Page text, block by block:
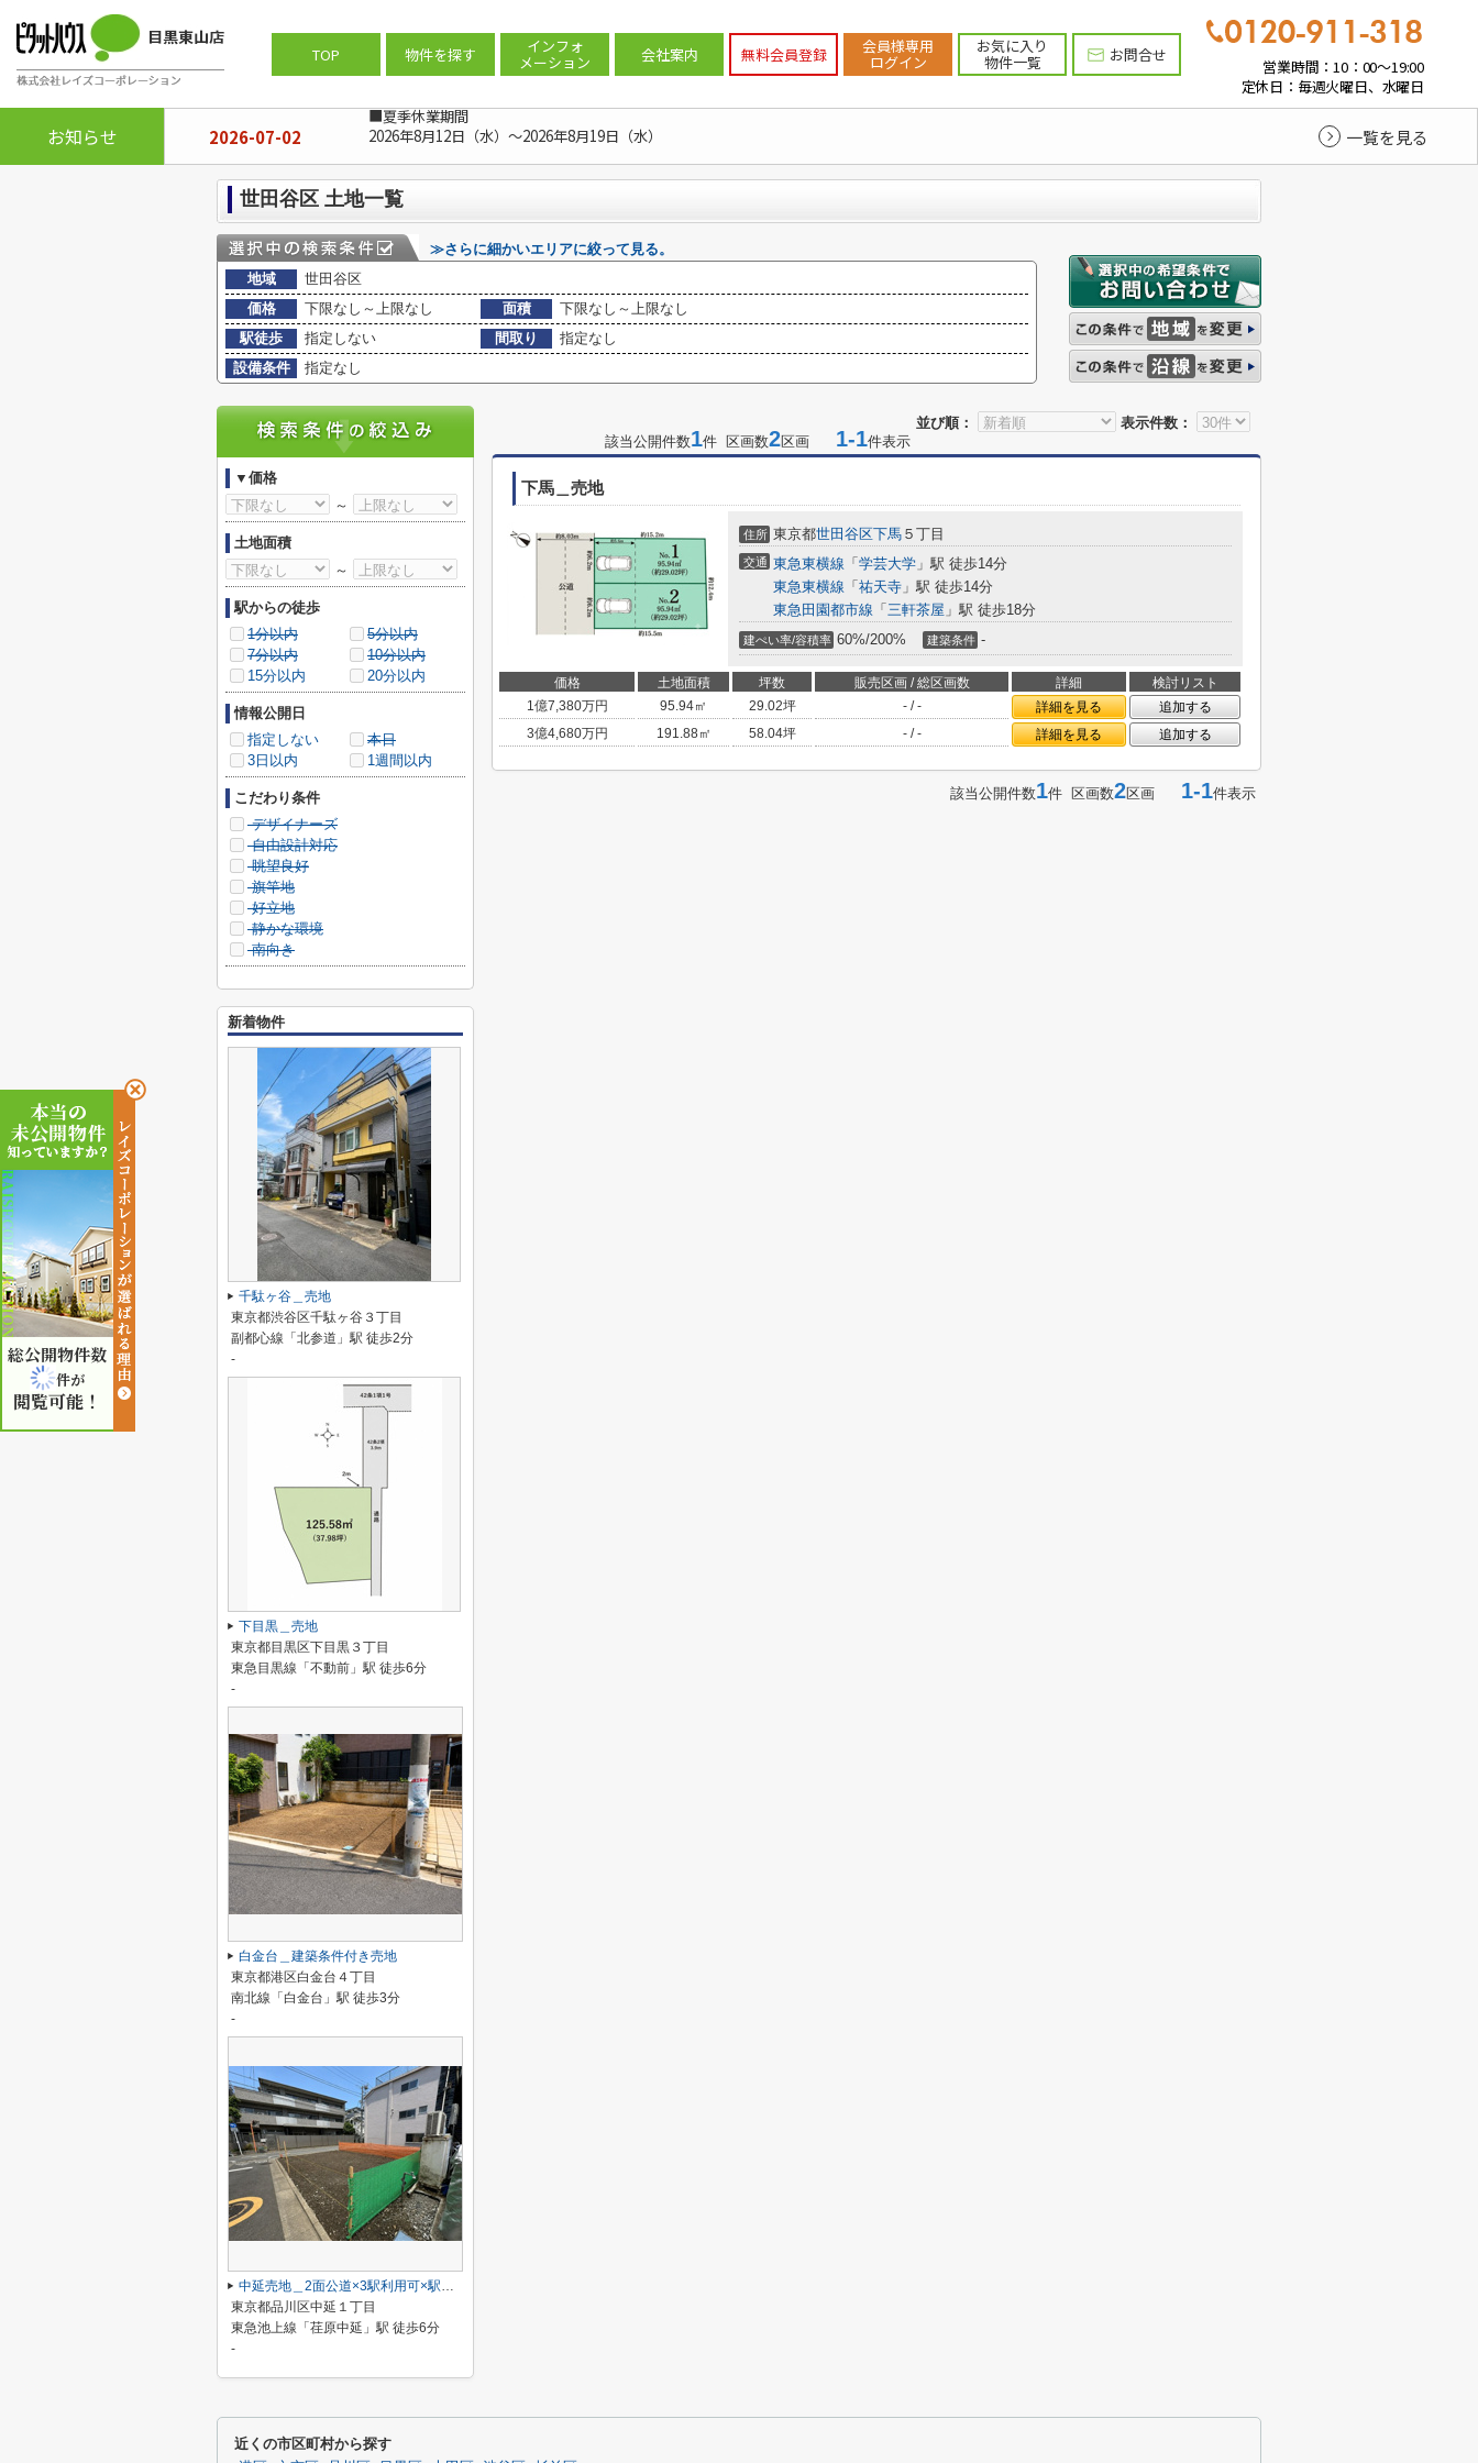
TOP 物件を探す インフォ
メーション 会社案内 無料会員登録 会員様専用
ログイン
お気に入り
物件一覧 お問合せ
営業時間：10：00～19:00
定休日：毎週火曜日、水曜日
お知らせ 2026-07-02
■夏季休業期間
2026年8月12日（水）～2026年8月19日（水）
一覧を見る
総公開物件数
件が
閲覧可能！
世田谷区 土地一覧
≫さらに細かいエリアに絞って見る。
地域
世田谷区
価格
下限なし～上限なし 面積
下限なし～上限なし
駅徒歩
指定しない 間取り
指定なし
設備条件
指定なし
並び順：
表示件数：
該当公開件数1件 区画数2区画 1-1件表示
下馬＿売地
住所 東京都世田谷区下馬 ５丁目
交通 東急東横線 「 学芸大学 」駅 徒歩14分
東急東横線 「 祐天寺 」駅 徒歩14分
東急田園都市線 「 三軒茶屋 」駅 徒歩18分
建ぺい率/容積率 60%/200% 建築条件 -
価格 土地面積 坪数 販売区画 / 総区画数 詳細
検討リスト
1億7,380万円 95.94㎡ 29.02坪 - / - 詳細を見る
追加する
3億4,680万円 191.88㎡ 58.04坪 - / - 詳細を見る 追加する
該当公開件数1件 区画数2区画 1-1件表示
▼価格
～
土地面積
～
駅からの徒歩
1分以内
5分以内
7分以内
10分以内
15分以内
20分以内
情報公開日
指定しない
本日
3日以内
1週間以内
こだわり条件
デザイナーズ
自由設計対応
眺望良好
旗竿地
好立地
静かな環境
南向き
新着物件
千駄ヶ谷＿売地
東京都渋谷区千駄ヶ谷３丁目
副都心線「北参道」駅 徒歩2分
-
下目黒＿売地
東京都目黒区下目黒３丁目
東急目黒線「不動前」駅 徒歩6分
-
白金台＿建築条件付き売地
東京都港区白金台４丁目
南北線「白金台」駅 徒歩3分
-
中延売地＿2面公道×3駅利用可×駅6分の資産性ある角地
東京都品川区中延１丁目
東急池上線「荏原中延」駅 徒歩6分
-
近くの市区町村から探す